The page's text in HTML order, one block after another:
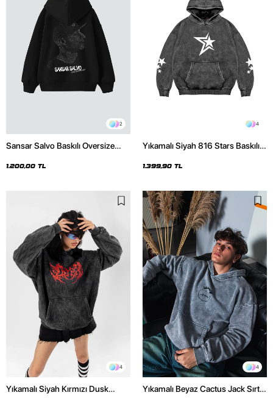
2
Sansar Salvo Baskılı Oversize
1.200,00 TL
4
Yıkamalı Siyah 816 Stars Baskılı
1.399,90 TL
4
Yıkamalı Siyah Kırmızı Dusk
4
Yıkamalı Beyaz Cactus Jack Sırt